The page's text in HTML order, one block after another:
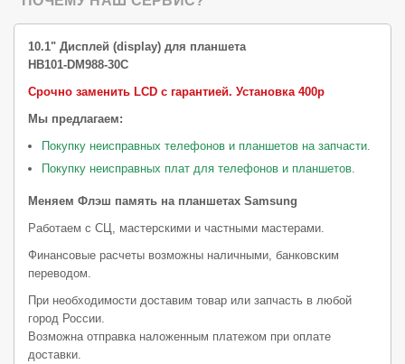
10.1" Дисплей (display) для планшета
HB101-DM988-30C
Срочно заменить LCD с гарантией. Установка 400р
Мы предлагаем:
Покупку неисправных телефонов и планшетов на запчасти.
Покупку неисправных плат для телефонов и планшетов.
Меняем Флэш память на планшетах Samsung
Работаем с СЦ, мастерскими и частными мастерами.
Финансовые расчеты возможны наличными, банковским
переводом.
При необходимости доставим товар или запчасть в любой
город России.
Возможна отправка наложенным платежом при оплате
доставки.